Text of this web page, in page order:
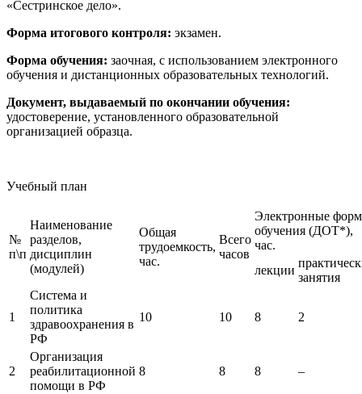
«Сестринское дело».
Форма итогового контроля: экзамен.
Форма обучения: заочная, с использованием электронного
обучения и дистанционных образовательных технологий.
Документ, выдаваемый по окончании обучения:
удостоверение, установленного образовательной
организацией образца.
Учебный план
№
п\п
Наименование
разделов,
дисциплин
(модулей)
Общая
трудоемкость,
час.
Всего
часов
Электронные
обучения (ДОТ*),
час.
лекции
занятия
1
Система и
политика
здравоохранения в
РФ
10 10 8 2
2
Организация
реабилитационной
помощи в РФ
8 8 8 –